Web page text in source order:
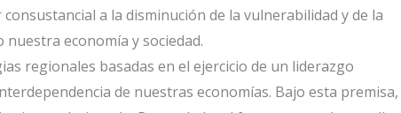
a la disminución de la vulnerabilidad y de la
economía y sociedad.
regionales basadas en el ejercicio de un liderazgo
de nuestras economías. Bajo esta premisa,